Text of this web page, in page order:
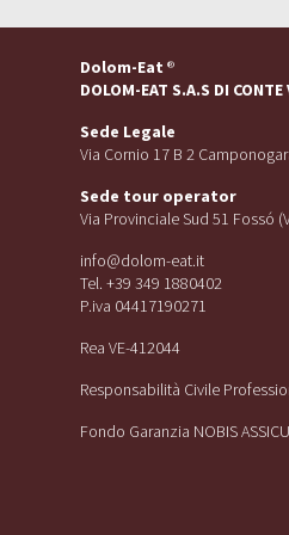
Dolom-Eat ®
DOLOM-EAT S.A.S DI
Sede Legale
Via Cornio 17 B 2
Sede tour operator
Via Provinciale Sud 51 Fossó
info@dolom-eat.it
Tel. +39 349 1880402
P.iva 04417190271
Rea VE-412044
Responsabilità Civile
Fondo Garanzia NOBIS